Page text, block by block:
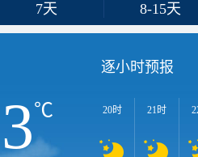
7天 8-15天
℃
逐小时预报
20时 21时